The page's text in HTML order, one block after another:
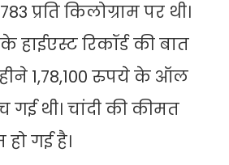
प्रति किलोग्राम पर थी।
रिकॉर्ड की बात
1,78,100 रुपये के ऑल
गई थी। चांदी की कीमत
गई है।